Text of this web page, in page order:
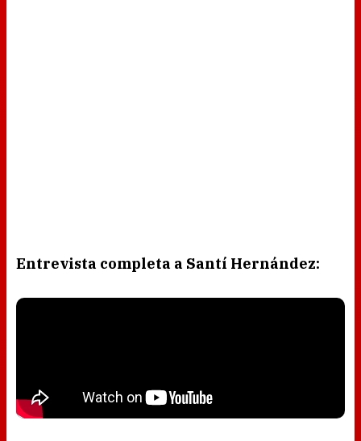
Entrevista completa a Santí Hernández: